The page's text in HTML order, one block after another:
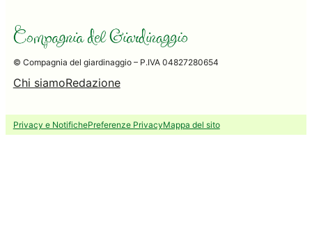
© Compagnia del giardinaggio – P.IVA 04827280654
Chi siamoRedazione
Privacy e NotifichePreferenze PrivacyMappa del sito